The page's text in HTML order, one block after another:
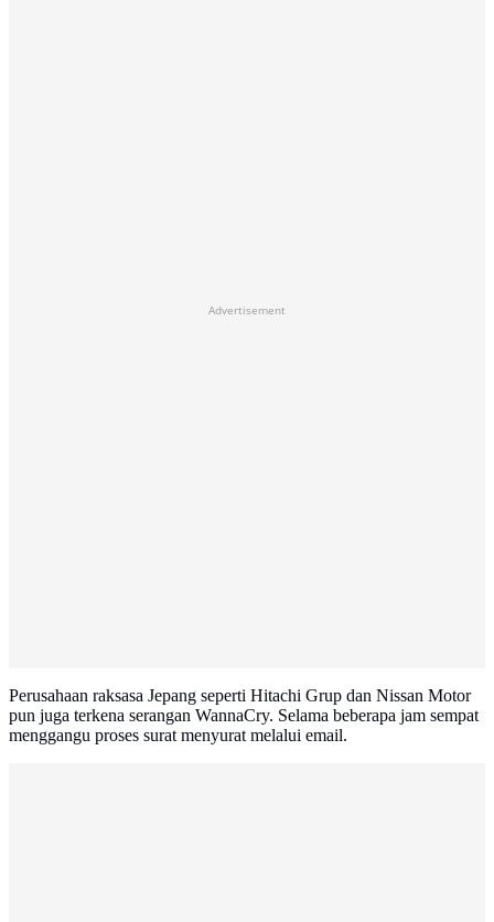
Advertisement
Perusahaan raksasa Jepang seperti Hitachi Grup dan Nissan Motor
pun juga terkena serangan WannaCry. Selama beberapa jam sempat
menggangu proses surat menyurat melalui email.